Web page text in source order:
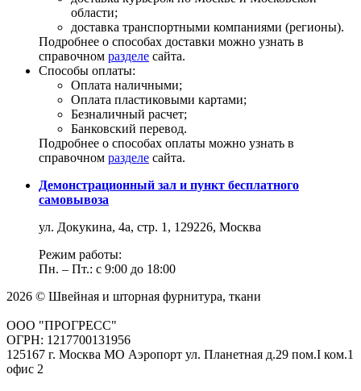
области;
доставка транспортными компаниями (регионы).
Подробнее о способах доставки можно узнать в
справочном разделе сайта.
Способы оплаты:
Оплата наличными;
Оплата пластиковыми картами;
Безналичный расчет;
Банковский перевод.
Подробнее о способах оплаты можно узнать в
справочном разделе сайта.
Демонстрационный зал и пункт бесплатного
самовывоза
ул. Докукина, 4а, стр. 1, 129226, Москва
Режим работы:
Пн. – Пт.: с 9:00 до 18:00
2026 © Швейная и шторная фурнитура, ткани
ООО "ПРОГРЕСС"
ОГРН: 1217700131956
125167 г. Москва МО Аэропорт ул. Планетная д.29 пом.I ком.1
офис 2